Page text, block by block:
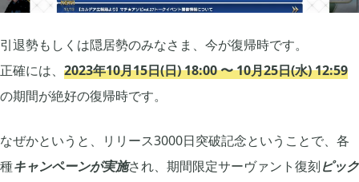
引退勢もしくは隠居勢のみなさま、今が復帰時です。
正確には、 2023年10月15日(日) 18:00 〜 10月25日(水) 12:59
の期間が絶好の復帰時です。
なぜかというと、リリース3000日突破記念ということで、各
種キャンペーンが実施され、期間限定サーヴァント復刻ピック
Let's GO! イーブイ
大乱闘スマブラSP
モンスターハンターライズ 2